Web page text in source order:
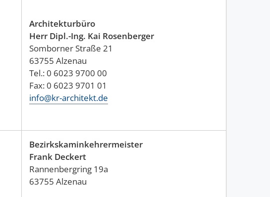
Architekturbüro
Herr Dipl.-Ing. Kai Rosenberger
Somborner Straße 21
63755 Alzenau
Tel.: 0 6023 9700 00
Fax: 0 6023 9701 01
info@kr-architekt.de
Bezirkskaminkehrermeister
Frank Deckert
Rannenbergring 19a
63755 Alzenau